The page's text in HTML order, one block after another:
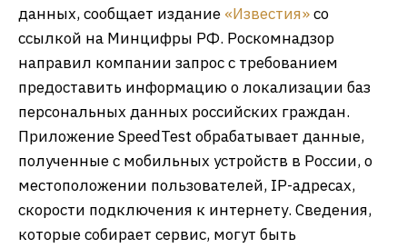
данных, сообщает издание «Известия»со
ссылкой на Минцифры РФ. Роскомнадзор
направил компании запрос с требованием
предоставить информацию о локализации баз
персональных данных российских граждан.
Приложение SpeedTest обрабатывает данные,
полученные с мобильных устройств в России, о
местоположении пользователей, IP-адресах,
скорости подключения к интернету. Сведения,
которые собирает сервис, могут быть